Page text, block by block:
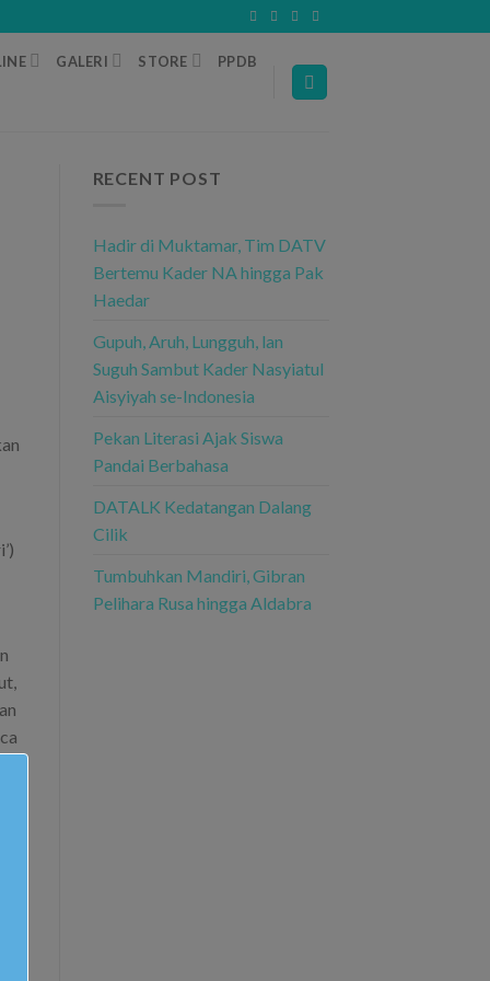
GALERI STORE PPDB
RECENT POST
Hadir di Muktamar, Tim DATV
Bertemu Kader NA hingga Pak
Haedar
Gupuh, Aruh, Lungguh, lan
Suguh Sambut Kader Nasyiatul
Aisyiyah se-Indonesia
Pekan Literasi Ajak Siswa
Pandai Berbahasa
DATALK Kedatangan Dalang
Cilik
Tumbuhkan Mandiri, Gibran
Pelihara Rusa hingga Aldabra